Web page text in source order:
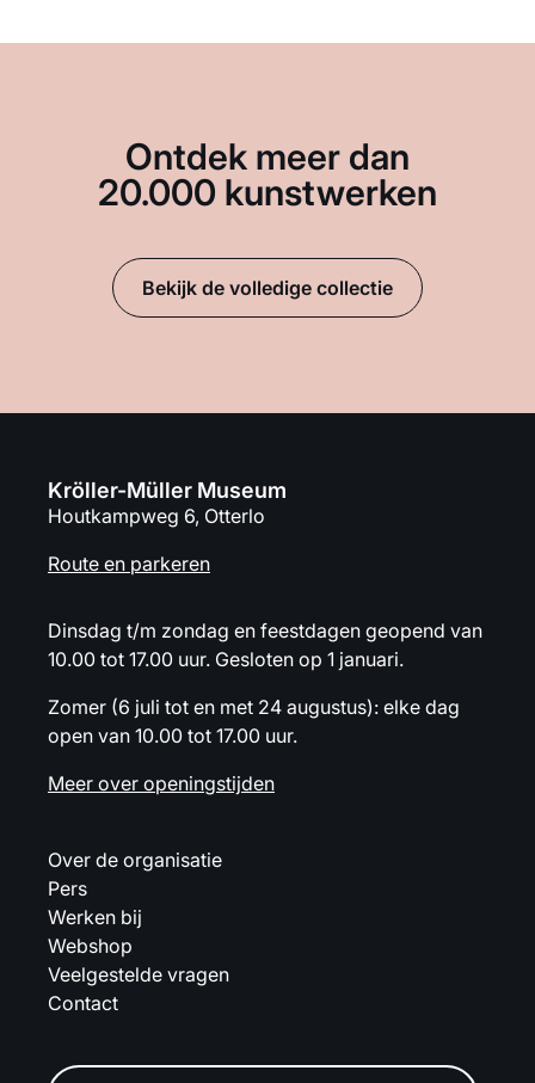
Ontdek meer dan
20.000 kunstwerken
Bekijk de volledige collectie
Kröller-Müller Museum
Houtkampweg 6, Otterlo
Route en parkeren
Dinsdag t/m zondag en feestdagen geopend van
10.00 tot 17.00 uur. Gesloten op 1 januari.
Zomer (6 juli tot en met 24 augustus): elke dag
open van 10.00 tot 17.00 uur.
Meer over openingstijden
Over de organisatie
Pers
Werken bij
Webshop
Veelgestelde vragen
Contact